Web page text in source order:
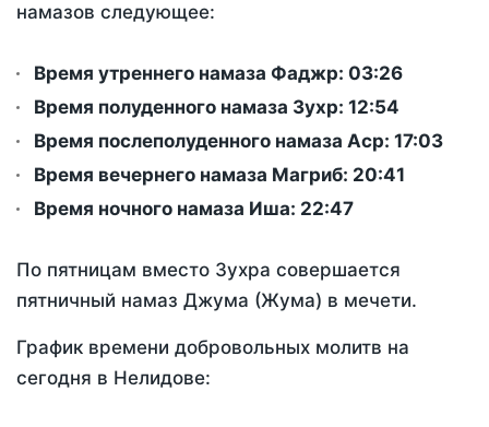
намазов следующее:
Время утреннего намаза Фаджр: 03:26
Время полуденного намаза Зухр: 12:54
Время послеполуденного намаза Аср: 17:03
Время вечернего намаза Магриб: 20:41
Время ночного намаза Иша: 22:47
По пятницам вместо Зухра совершается
пятничный намаз Джума (Жума) в мечети.
График времени добровольных молитв на
сегодня в Нелидове: